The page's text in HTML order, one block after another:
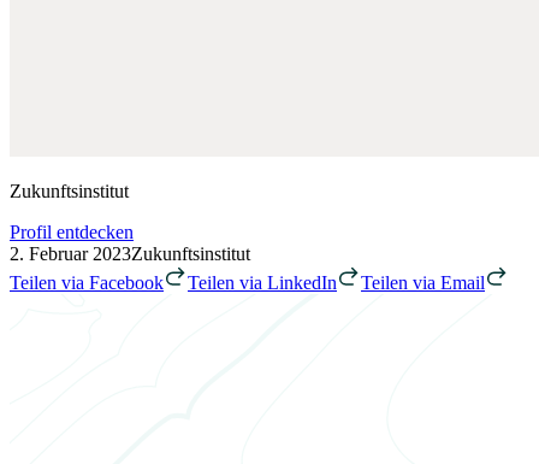
Zukunftsinstitut
Profil entdecken
2. Februar 2023Zukunftsinstitut
Teilen via Facebook
Teilen via LinkedIn Teilen via Email